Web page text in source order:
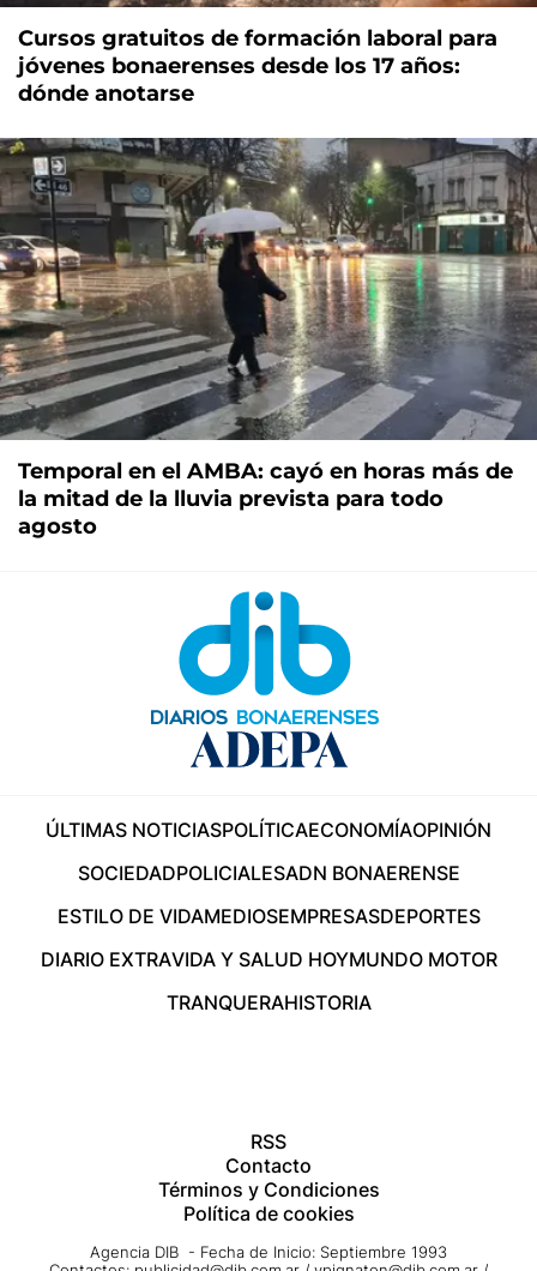
Cursos gratuitos de formación laboral para
jóvenes bonaerenses desde los 17 años:
dónde anotarse
Temporal en el AMBA: cayó en horas más de
la mitad de la lluvia prevista para todo
agosto
ÚLTIMAS NOTICIASPOLÍTICAECONOMÍAOPINIÓN
SOCIEDADPOLICIALESADN BONAERENSE
ESTILO DE VIDAMEDIOSEMPRESASDEPORTES
DIARIO EXTRAVIDA Y SALUD HOYMUNDO MOTOR
TRANQUERAHISTORIA
RSS
Contacto
Términos y Condiciones
Política de cookies
Agencia DIB - Fecha de Inicio: Septiembre 1993